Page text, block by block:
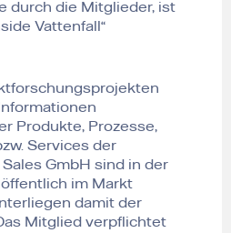
durch die Mitglieder, ist
Vattenfall“
Produkte, Prozesse,
Services der
GmbH sind in der
im Markt
damit der
Mitglied verpflichtet